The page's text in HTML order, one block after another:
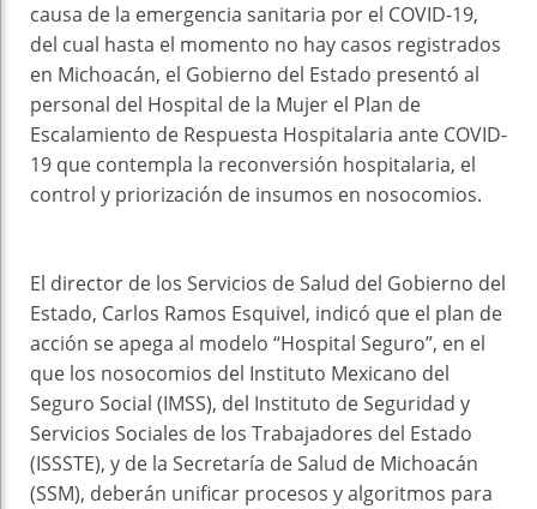
causa de la emergencia sanitaria por el COVID-19,
del cual hasta el momento no hay casos registrados
en Michoacán, el Gobierno del Estado presentó al
personal del Hospital de la Mujer el Plan de
Escalamiento de Respuesta Hospitalaria ante COVID-
19 que contempla la reconversión hospitalaria, el
control y priorización de insumos en nosocomios.
El director de los Servicios de Salud del Gobierno del
Estado, Carlos Ramos Esquivel, indicó que el plan de
acción se apega al modelo “Hospital Seguro”, en el
que los nosocomios del Instituto Mexicano del
Seguro Social (IMSS), del Instituto de Seguridad y
Servicios Sociales de los Trabajadores del Estado
(ISSSTE), y de la Secretaría de Salud de Michoacán
(SSM), deberán unificar procesos y algoritmos para